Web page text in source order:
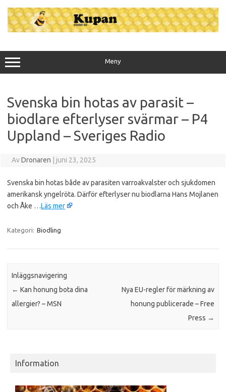
innehåll
Meny
Svenska bin hotas av parasit –
biodlare efterlyser svärmar – P4
Uppland – Sveriges Radio
AvDronaren juni 23, 2025
Svenska bin hotas både av parasiten varroakvalster och sjukdomen
amerikansk yngelröta. Därför efterlyser nu biodlarna Hans Mojlanen
och Åke …Läs mer
Kategori: Biodling
Inläggsnavigering
← Kan honung bota dina
allergier? – MSN
Nya EU-regler för märkning av
honung publicerade – Free
Press →
Information